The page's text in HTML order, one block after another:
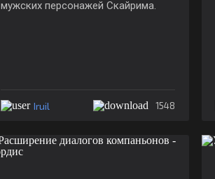
мужских персонажей Скайрима.
Iruil 1548